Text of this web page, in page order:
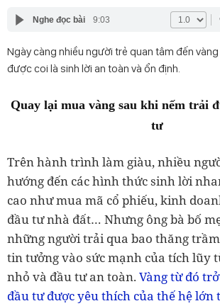
Nghe đọc bài 9:03
Ngày càng nhiều người trẻ quan tâm đến
được coi là sinh lời an toàn và ổn định.
Quay lại mua vàng sau khi nếm trải
tư
Trên hành trình làm giàu, nhiều
hướng đến các hình thức sinh lời
cao như mua mã cổ phiếu, kinh
đầu tư nhà đất… Nhưng ông bà bố
những người trải qua bao thăng trầm
tin tưởng vào sức mạnh của tích lũy
nhỏ và đầu tư an toàn. Vàng từ đó
đầu tư được yêu thích của thế hệ lớn